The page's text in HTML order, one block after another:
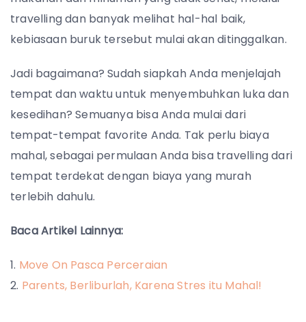
travelling dan banyak melihat hal-hal baik,
kebiasaan buruk tersebut mulai akan ditinggalkan.
Jadi bagaimana? Sudah siapkah Anda menjelajah
tempat dan waktu untuk menyembuhkan luka dan
kesedihan? Semuanya bisa Anda mulai dari
tempat-tempat favorite Anda. Tak perlu biaya
mahal, sebagai permulaan Anda bisa travelling dari
tempat terdekat dengan biaya yang murah
terlebih dahulu.
Baca Artikel Lainnya:
Move On Pasca Perceraian
Parents, Berliburlah, Karena Stres itu Mahal!